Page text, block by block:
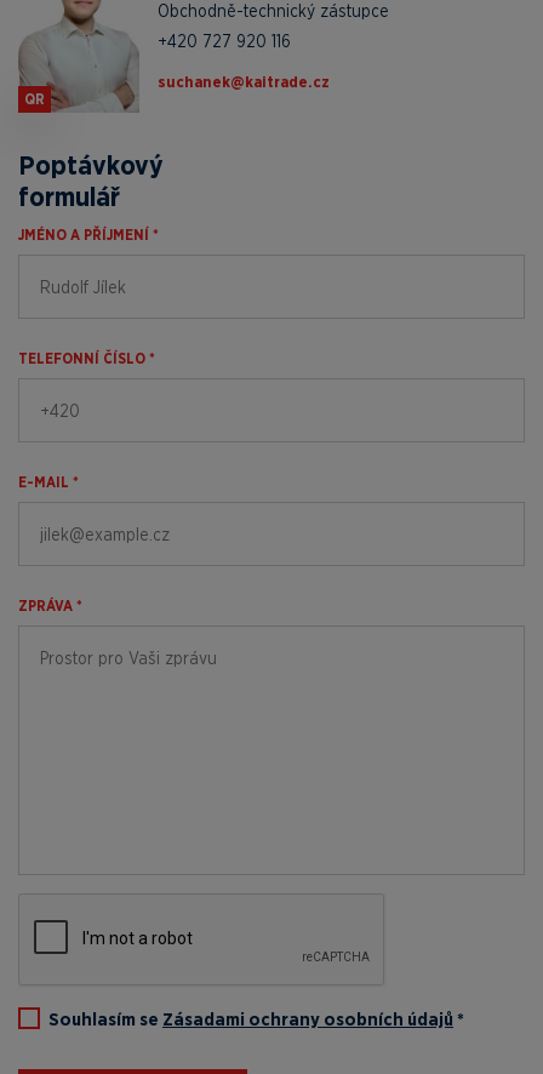
QR
Obchodně-technický zástupce
+420 727 920 116
zc.edartiak@kenahcus
Poptávkový
formulář
JMÉNO A PŘÍJMENÍ *
TELEFONNÍ ČÍSLO *
E-MAIL *
ZPRÁVA *
Souhlasím se Zásadami ochrany osobních údajů *